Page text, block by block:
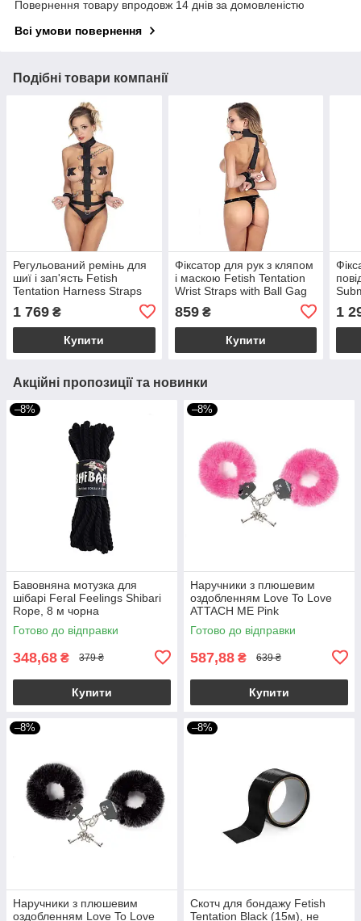
Повернення товару впродовж 14 днів за домовленістю
Всі умови повернення
Подібні товари компанії
Регульований ремінь для
шиї і зап'ясть Fetish
Tentation Harness Straps
for Neck з маскою на очі
1 769 ₴
Купити
Фіксатор для рук з кляпом
і маскою Fetish Tentation
Wrist Straps with Ball Gag
859₴
Купити
1
Акційні пропозиції та новинки
–8%
Бавовняна мотузка для
шібарі Feral Feelings Shibari
Rope, 8 м чорна
Готово до відправки
348,68 ₴ 379 ₴
Купити
–8%
Наручники з плюшевим
оздобленням Love To Love
ATTACH ME Pink
Готово до відправки
587,88 ₴ 639 ₴
Купити
–8%
Наручники з плюшевим
оздобленням Love To Love
–8%
Скотч для бондажу Fetish
Tentation Black (15м), не